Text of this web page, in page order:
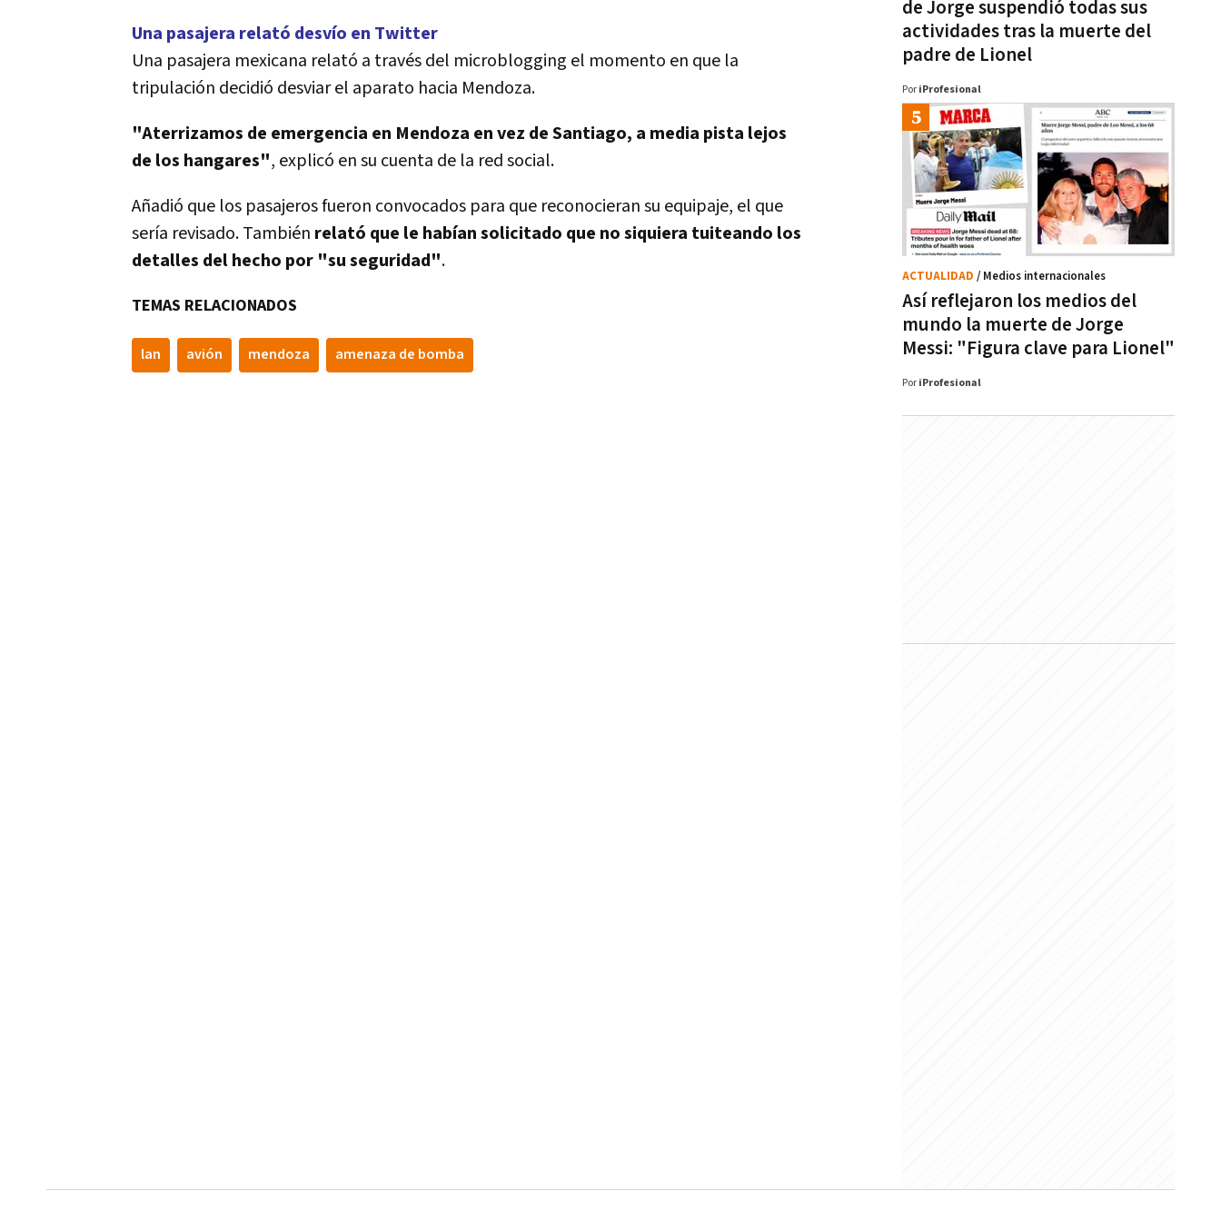
Una pasajera relató desvío en Twitter
Una pasajera mexicana relató a través del microblogging el momento en que la
tripulación decidió desviar el aparato hacia Mendoza.
"Aterrizamos de emergencia en Mendoza en vez de Santiago, a media pista lejos
de los hangares", explicó en su cuenta de la red social.
Añadió que los pasajeros fueron convocados para que reconocieran su equipaje, el que
sería revisado. También relató que le habían solicitado que no siquiera tuiteando los
detalles del hecho por "su seguridad".
TEMAS RELACIONADOS
lan avión mendoza amenaza de bomba
de Jorge suspendió todas sus
actividades tras la muerte del
padre de Lionel
Por iProfesional
Así reflejaron los medios del
mundo la muerte de Jorge
Messi: "Figura clave para Lionel"
ACTUALIDAD / Medios internacionales
Por iProfesional